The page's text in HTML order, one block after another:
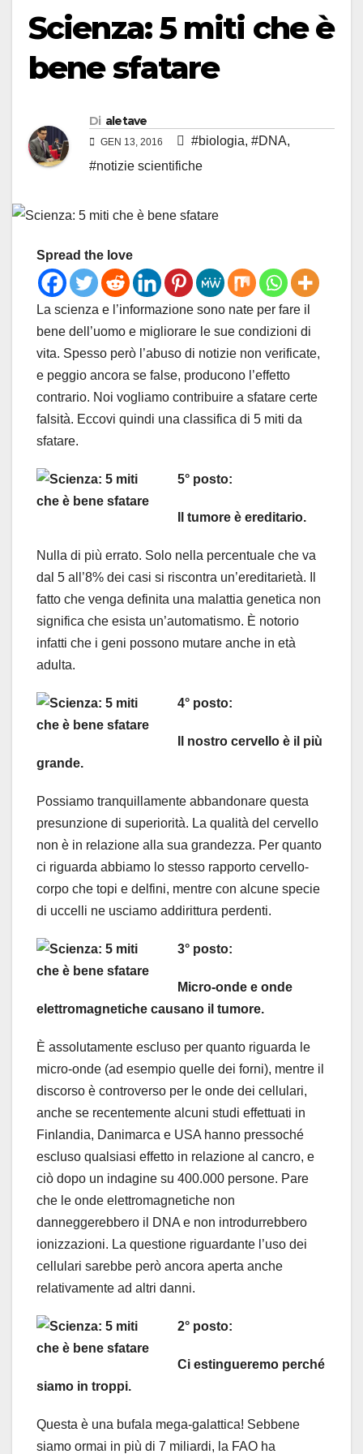
Scienza: 5 miti che è
bene sfatare
Di aletave
GEN 13, 2016 #biologia, #DNA,
#notizie scientifiche
Spread the love
La scienza e l’informazione sono nate per fare il
bene dell’uomo e migliorare le sue condizioni di
vita. Spesso però l’abuso di notizie non verificate,
e peggio ancora se false, producono l’effetto
contrario. Noi vogliamo contribuire a sfatare certe
falsità. Eccovi quindi una classifica di 5 miti da
sfatare.
5° posto:
Il tumore è ereditario.
Nulla di più errato. Solo nella percentuale che va
dal 5 all’8% dei casi si riscontra un’ereditarietà. Il
fatto che venga definita una malattia genetica non
significa che esista un’automatismo. È notorio
infatti che i geni possono mutare anche in età
adulta.
4° posto:
Il nostro cervello è il più
grande.
Possiamo tranquillamente abbandonare questa
presunzione di superiorità. La qualità del cervello
non è in relazione alla sua grandezza. Per quanto
ci riguarda abbiamo lo stesso rapporto cervello-
corpo che topi e delfini, mentre con alcune specie
di uccelli ne usciamo addirittura perdenti.
3° posto:
Micro-onde e onde
elettromagnetiche causano il tumore.
È assolutamente escluso per quanto riguarda le
micro-onde (ad esempio quelle dei forni), mentre il
discorso è controverso per le onde dei cellulari,
anche se recentemente alcuni studi effettuati in
Finlandia, Danimarca e USA hanno pressoché
escluso qualsiasi effetto in relazione al cancro, e
ciò dopo un indagine su 400.000 persone. Pare
che le onde elettromagnetiche non
danneggerebbero il DNA e non introdurrebbero
ionizzazioni. La questione riguardante l’uso dei
cellulari sarebbe però ancora aperta anche
relativamente ad altri danni.
2° posto:
Ci estingueremo perché
siamo in troppi.
Questa è una bufala mega-galattica! Sebbene
siamo ormai in più di 7 miliardi, la FAO ha